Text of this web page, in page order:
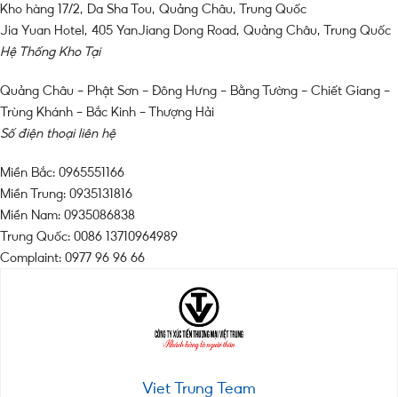
Kho hàng 17/2, Da Sha Tou, Quảng Châu, Trung Quốc
Jia Yuan Hotel, 405 YanJiang Dong Road, Quảng Châu, Trung Quốc
Hệ Thống Kho Tại
Quảng Châu – Phật Sơn – Đông Hưng – Bằng Tường – Chiết Giang –
Trùng Khánh – Bắc Kinh – Thượng Hải
Số điện thoại liên hệ
Miền Bắc: 0965551166
Miền Trung: 0935131816
Miền Nam: 0935086838
Trung Quốc: 0086 13710964989
Complaint: 0977 96 96 66
Viet Trung Team